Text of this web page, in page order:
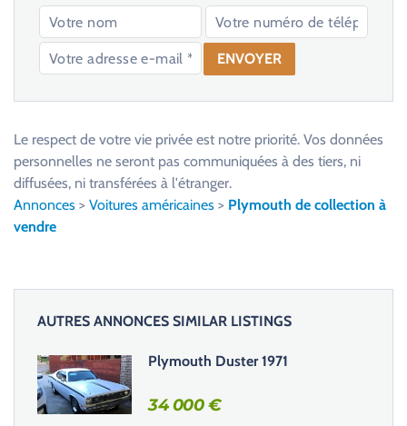
e
s
e
r
c
Le respect de votre vie privée est notre priorité. Vos données
personnelles ne seront pas communiquées à des tiers, ni
diffusées, ni transférées à l'étranger.
Annonces > Voitures américaines > Plymouth de collection à
vendre
AUTRES ANNONCES SIMILAR LISTINGS
Plymouth Duster 1971
34 000€